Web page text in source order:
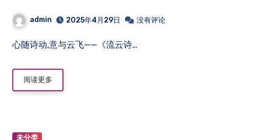
admin 2025年4月29日 没有评论
心随诗动,意与云飞——《流云诗…
阅读更多
未分类